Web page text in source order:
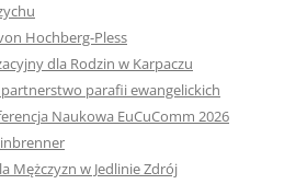
Hochberg-Pless
dla Rodzin w Karpaczu
parafii ewangelickich
Naukowa EuCuComm 2026
Mężczyzn w Jedlinie Zdrój